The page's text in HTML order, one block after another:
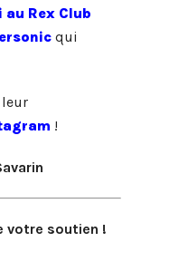
au Rex Club
qui
leur
!
votre soutien !